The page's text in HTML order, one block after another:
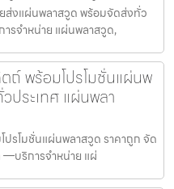
ส่งแผ่นพลาสวูด พร้อมจัดส่งทั่ว
รจำหน่าย แผ่นพลาสวูด,
ถ์ พร้อมโปรโมชั่นแผ่นพ
ประเทศ แผ่นพลา
รโมชั่นแผ่นพลาสวูด ราคาถูก จัด
บริการจำหน่าย แผ่